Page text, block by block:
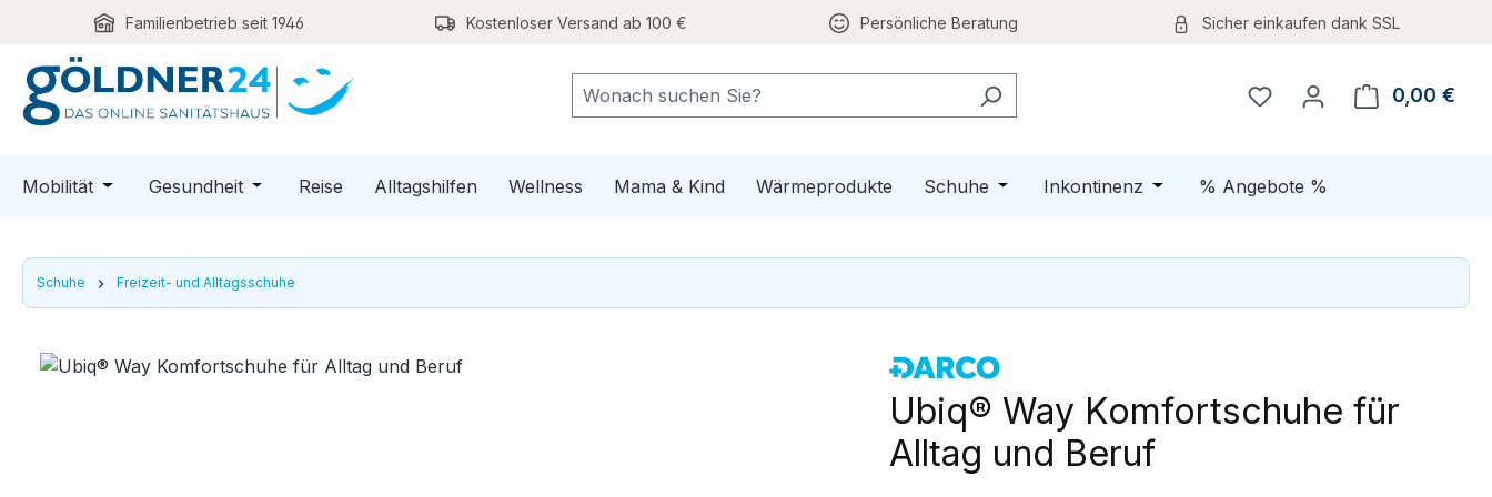
Hauptinhalt springen
Zur Suche springen
Zur Hauptnavigation springen
Familienbetrieb seit 1946 Kostenloser Versand ab 100 € Persönliche Beratung Sicher einkaufen dank SSL
0,00 €
Mobilität Öffne oder Schließe das Dropdown der Kategorie Mobilität
Gesundheit Öffne oder Schließe das Dropdown der Kategorie Gesundheit
Reise Alltagshilfen Wellness Mama & Kind Wärmeprodukte Schuhe Öffne oder Schließe das Dropdown der Kategorie Schuhe
Inkontinenz Öffne oder Schließe das Dropdown der
% Angebote %
Schuhe Freizeit- und Alltagsschuhe
Bildergalerie überspringen
Ubiq® Way Komfortschuhe für
Alltag und Beruf